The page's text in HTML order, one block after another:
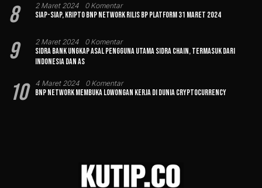
8 2 Maret 2024 0 Komentar
Siap-siap, Kripto BNP Network Rilis BP Platform 31 Maret 2024
9 2 Maret 2024 0 Komentar
Sidra Bank Ungkap Asal Pengguna Utama Sidra Chain, Termasuk dari
Indonesia dan AS
10 4 Maret 2024 0 Komentar
BNP Network Membuka Lowongan Kerja di Dunia Cryptocurrency